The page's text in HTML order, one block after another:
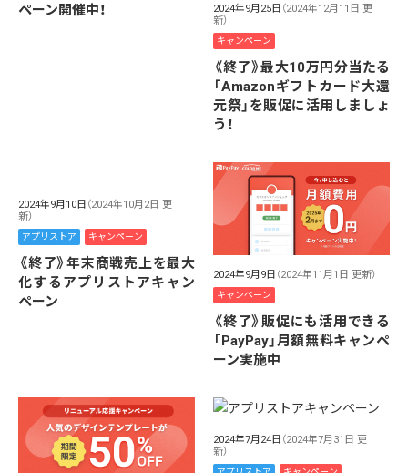
ペーン開催中！
2024年9月25日 （2024年12月11日 更
新）
キャンペーン
《終了》最大10万円分当たる
「Amazonギフトカード大還
元祭」を販促に活用しましょ
う！
2024年9月10日 （2024年10月2日 更
新）
アプリストア キャンペーン
《終了》年末商戦売上を最大
化するアプリストアキャン
ペーン
2024年9月9日 （2024年11月1日 更新）
キャンペーン
《終了》販促にも活用できる
「PayPay」月額無料キャンペ
ーン実施中
2024年7月24日 （2024年7月31日 更
新）